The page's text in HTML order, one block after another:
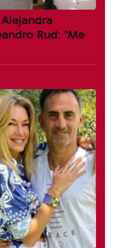
Rud: "Me